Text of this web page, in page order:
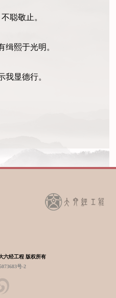
聪敬止。
缉熙于光明。
我显德行。
六经工程 版权所有
号-2